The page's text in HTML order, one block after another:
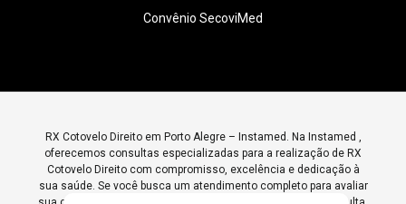
Convênio SecoviMed
RX Cotovelo Direito em Porto Alegre – Instamed. Na Instamed ,
oferecemos consultas especializadas para a realização de RX
Cotovelo Direito com compromisso, excelência e dedicação à
sua saúde. Se você busca um atendimento completo para avaliar